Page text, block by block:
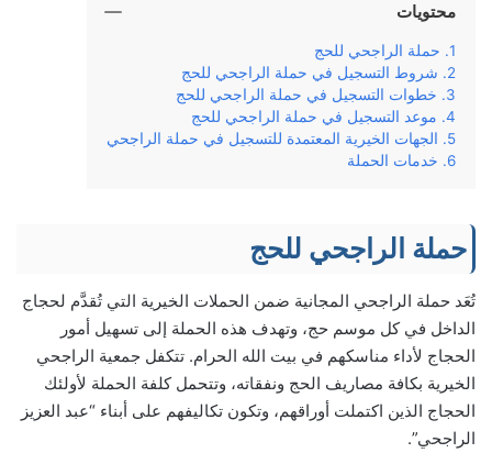
محتويات
حملة الراجحي للحج
شروط التسجيل في حملة الراجحي للحج
خطوات التسجيل في حملة الراجحي للحج
موعد التسجيل في حملة الراجحي للحج
الجهات الخيرية المعتمدة للتسجيل في حملة الراجحي
خدمات الحملة
حملة الراجحي للحج
تُعَد حملة الراجحي المجانية ضمن الحملات الخيرية التي تُقدَّم لحجاج
الداخل في كل موسم حج، وتهدف هذه الحملة إلى تسهيل أمور
الحجاج لأداء مناسكهم في بيت الله الحرام. تتكفل جمعية الراجحي
الخيرية بكافة مصاريف الحج ونفقاته، وتتحمل كلفة الحملة لأولئك
الحجاج الذين اكتملت أوراقهم، وتكون تكاليفهم على أبناء “عبد العزيز
الراجحي”.